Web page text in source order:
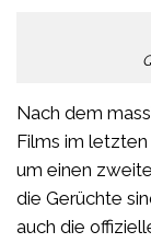
Nach dem
Films im
um einen
die Gerüchte
auch die